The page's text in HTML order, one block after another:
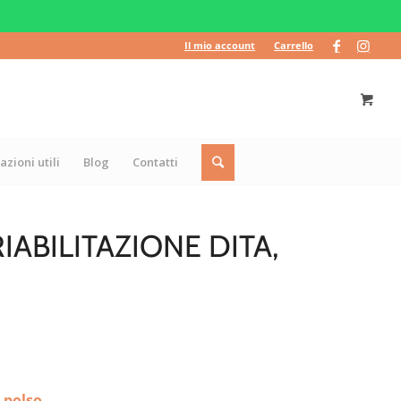
Il mio account Carrello
utili Blog Contatti
DITA,